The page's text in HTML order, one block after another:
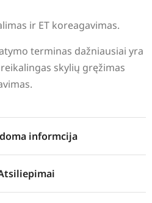
ir ET koreagavimas.
terminas dažniausiai yra
skylių gręžimas
informcija